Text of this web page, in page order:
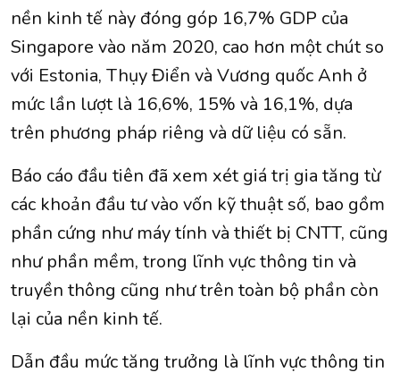
nền kinh tế này đóng góp 16,7% GDP của
Singapore vào năm 2020, cao hơn một chút so
với Estonia, Thụy Điển và Vương quốc Anh ở
mức lần lượt là 16,6%, 15% và 16,1%, dựa
trên phương pháp riêng và dữ liệu có sẵn.
Báo cáo đầu tiên đã xem xét giá trị gia tăng từ
các khoản đầu tư vào vốn kỹ thuật số, bao gồm
phần cứng như máy tính và thiết bị CNTT, cũng
như phần mềm, trong lĩnh vực thông tin và
truyền thông cũng như trên toàn bộ phần còn
lại của nền kinh tế.
Dẫn đầu mức tăng trưởng là lĩnh vực thông tin